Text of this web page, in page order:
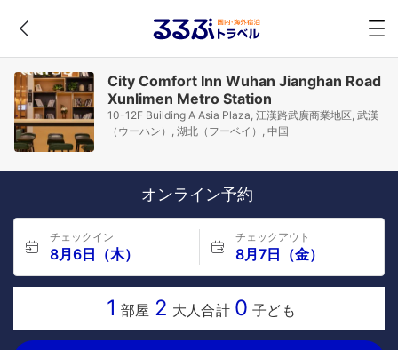
City Comfort Inn Wuhan Jianghan Road
Xunlimen Metro Station
10-12F Building A Asia Plaza, 江漢路武廣商業地区, 武漢
（ウーハン）, 湖北（フーベイ）, 中国
オンライン予約
チェックイン
8月6日（木）
チェックアウト
8月7日（金）
1 部屋 2 大人合計 0 子ども